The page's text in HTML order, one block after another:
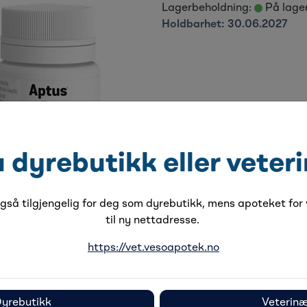
Lagerbeholdning:
På
Holdbarhet: 30.06.2027
Legg til favoritter
Fôrtilskudd til hund og katt
Beskrivelse Spesifikasjoner
dyrebutikk eller
tilgjengelig for deg som dyrebutikk, mens apoteket
til ny nettadresse.
https://vet.vesoapotek.no